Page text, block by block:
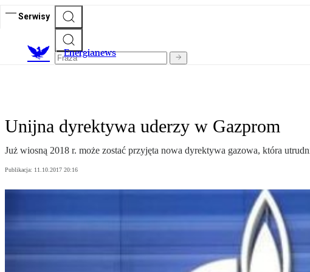
Serwisy
Energianews
Unijna dyrektywa uderzy w Gazprom
Już wiosną 2018 r. może zostać przyjęta nowa dyrektywa gazowa, która
Publikacja: 11.10.2017 20:16